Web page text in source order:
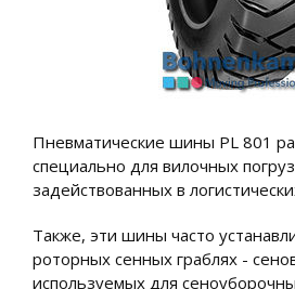
Пневматические шины PL 801
специально для вилочных
задействованных в
Также, эти шины часто
роторных сенных граблях -
используемых для